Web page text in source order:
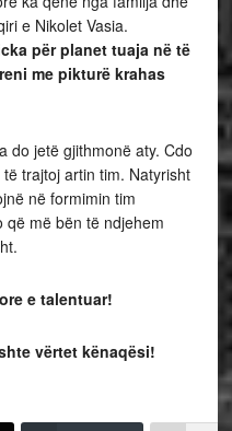
e Nikolet Vasia.
për planet tuaja në të
me pikturë krahas
do jetë gjithmonë aty. Cdo
trajtoj artin tim. Natyrisht
në formimin tim
që më bën të ndjehem
e talentuar!
vërtet kënaqësi!